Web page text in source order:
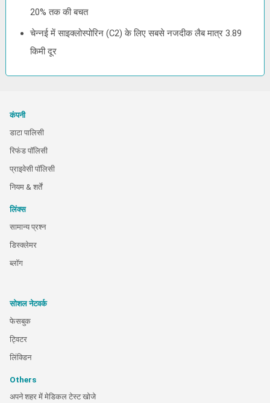
20% तक की बचत
चेन्नई में साइक्लोस्पोरिन (C2) के लिए सबसे नजदीक लैब मात्र 3.89
किमी दूर
कंपनी
डाटा पालिसी
रिफंड पॉलिसी
प्राइवेसी पॉलिसी
नियम & शर्तें
लिंक्स
सामान्य प्रश्न
डिस्क्लेमर
ब्लॉग
सोशल नेटवर्क
फेसबुक
ट्विटर
लिंक्डिन
Others
अपने शहर में मेडिकल टेस्ट खोजे